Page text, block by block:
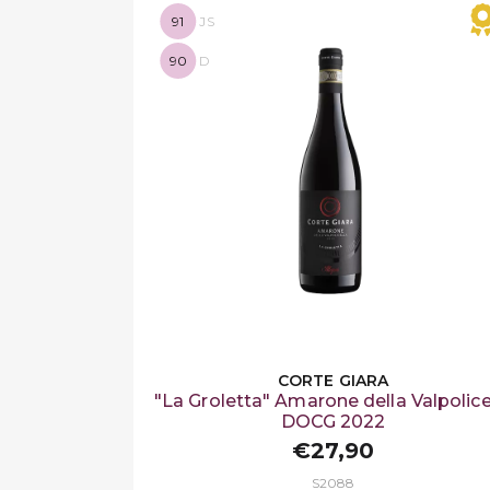
91 JS
90 D
CORTE GIARA
"La Groletta" Amarone della
DOCG 2022
€27,90
S2088